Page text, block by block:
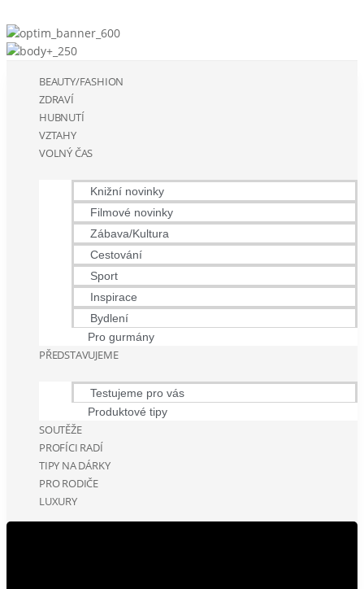
BEAUTY/FASHION
ZDRAVÍ
HUBNUTÍ
VZTAHY
VOLNÝ ČAS
Knižní novinky
Filmové novinky
Zábava/Kultura
Cestování
Sport
Inspirace
Bydlení
Pro gurmány
PŘEDSTAVUJEME
Testujeme pro vás
Produktové tipy
SOUTĚŽE
PROFÍCI RADÍ
TIPY NA DÁRKY
PRO RODIČE
LUXURY